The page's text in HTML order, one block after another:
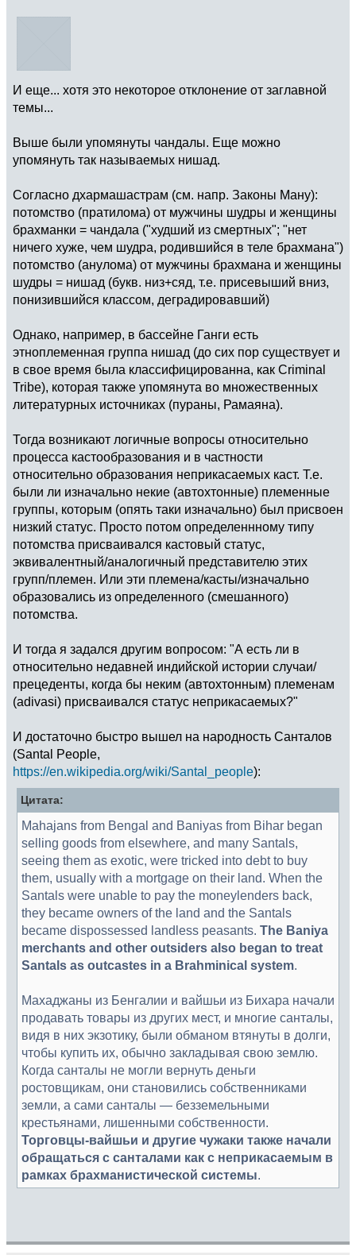
И еще... хотя это некоторое отклонение от заглавной
темы...
Выше были упомянуты чандалы. Еще можно
упомянуть так называемых нишад.
Согласно дхармашастрам (см. напр. Законы Ману):
потомство (пратилома) от мужчины шудры и женщины
брахманки = чандала ("худший из смертных"; "нет
ничего хуже, чем шудра, родившийся в теле брахмана")
потомство (анулома) от мужчины брахмана и женщины
шудры = нишад (букв. низ+сяд, т.е. присевыший вниз,
понизившийся классом, деградировавший)
Однако, например, в бассейне Ганги есть
этноплеменная группа нишад (до сих пор существует и
в свое время была классифицированна, как Criminal
Tribe), которая также упомянута во множественных
литературных источниках (пураны, Рамаяна).
Тогда возникают логичные вопросы относительно
процесса кастообразования и в частности
относительно образования неприкасаемых каст. Т.е.
были ли изначально некие (автохтонные) племенные
группы, которым (опять таки изначально) был присвоен
низкий статус. Просто потом определеннному типу
потомства присваивался кастовый статус,
эквивалентный/аналогичный представителю этих
групп/племен. Или эти племена/касты/изначально
образовались из определенного (смешанного)
потомства.
И тогда я задался другим вопросом: "А есть ли в
относительно недавней индийской истории случаи/
прецеденты, когда бы неким (автохтонным) племенам
(adivasi) присваивался статус неприкасаемых?"
И достаточно быстро вышел на народность Санталов
(Santal People,
https://en.wikipedia.org/wiki/Santal_people):
Цитата:
Mahajans from Bengal and Baniyas from Bihar began
selling goods from elsewhere, and many Santals,
seeing them as exotic, were tricked into debt to buy
them, usually with a mortgage on their land. When the
Santals were unable to pay the moneylenders back,
they became owners of the land and the Santals
became dispossessed landless peasants. The Baniya
merchants and other outsiders also began to treat
Santals as outcastes in a Brahminical system.
Махаджаны из Бенгалии и вайшьи из Бихара начали
продавать товары из других мест, и многие санталы,
видя в них экзотику, были обманом втянуты в долги,
чтобы купить их, обычно закладывая свою землю.
Когда санталы не могли вернуть деньги
ростовщикам, они становились собственниками
земли, а сами санталы — безземельными
крестьянами, лишенными собственности.
Торговцы-вайшьи и другие чужаки также начали
обращаться с санталами как с неприкасаемым в
рамках брахманистической системы.